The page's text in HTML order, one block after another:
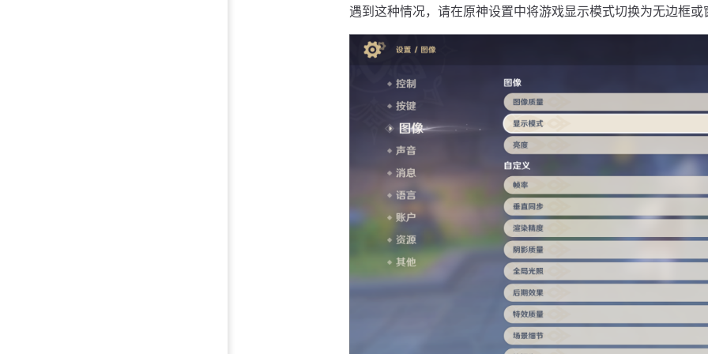
遇到这种情况，请在原神设置中将游戏显示模式切换为无边框或